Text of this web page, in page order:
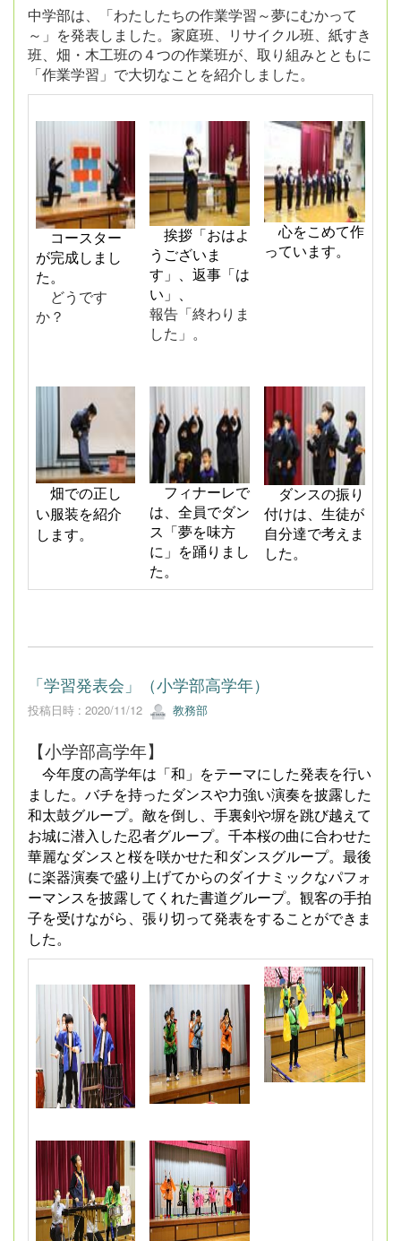
中学部は、「わたしたちの作業学習～夢にむかって
～」を発表しました。家庭班、リサイクル班、紙すき
班、畑・木工班の４つの作業班が、取り組みとともに
「作業学習」で大切なことを紹介しました。
コースター
が完成しまし
た。
どうです
か？
挨拶「おはよ
うございま
す」、 返事「は
い」、
報告「終わりま
した」。
心をこめて作
っています。
畑での正し
い服装を紹介
します。
フィナーレで
は、全員でダン
ス「夢を味方
に」を踊りまし
た。
ダンスの振り
付けは、生徒が
自分達で考えま
した。
「学習発表会」（小学部高学年）
投稿日時 : 2020/11/12 教務部
【小学部高学年】
今年度の高学年は「和」をテーマにした発表を行い
ました。バチを持ったダンスや力強い演奏を披露した
和太鼓グループ。敵を倒し、手裏剣や塀を跳び越えて
お城に潜入した忍者グループ。千本桜の曲に合わせた
華麗なダンスと桜を咲かせた和ダンスグループ。最後
に楽器演奏で盛り上げてからのダイナミックなパフォ
ーマンスを披露してくれた書道グループ。観客の手拍
子を受けながら、張り切って発表をすることができま
した。